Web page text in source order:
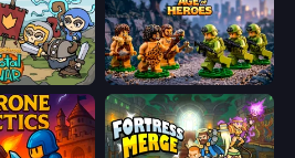
Total War Age of Heroes